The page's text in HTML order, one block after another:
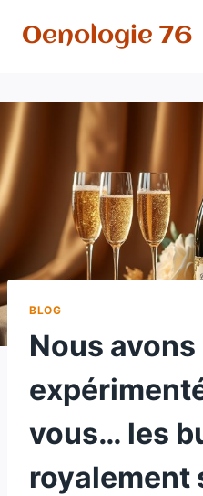
Oenologie 76
BLOG
Nous avons
vous… les
royalement